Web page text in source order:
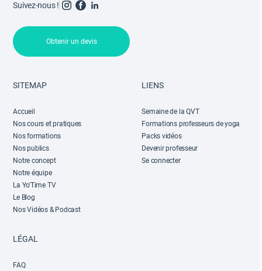
Suivez-nous !
SITEMAP
Accueil
Nos cours et pratiques
Nos formations
Nos publics
Notre concept
Notre équipe
La Yo'Time TV
Le Blog
Nos Vidéos & Podcast
LIENS
Semaine de la QVT
Formations professeurs de yoga
Packs vidéos
Devenir professeur
Se connecter
LÉGAL
FAQ
Obtenir un devis